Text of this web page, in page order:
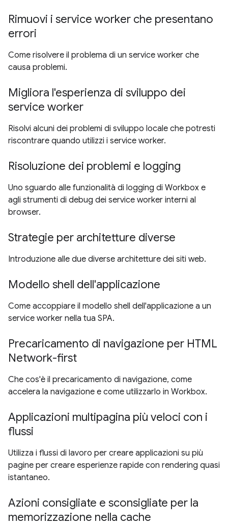
Rimuovi i service worker che presentano
errori
Come risolvere il problema di un service worker che
causa problemi.
Migliora l'esperienza di sviluppo dei
service worker
Risolvi alcuni dei problemi di sviluppo locale che potresti
riscontrare quando utilizzi i service worker.
Risoluzione dei problemi e logging
Uno sguardo alle funzionalità di logging di Workbox e
agli strumenti di debug dei service worker interni al
browser.
Strategie per architetture diverse
Introduzione alle due diverse architetture dei siti web.
Modello shell dell'applicazione
Come accoppiare il modello shell dell'applicazione a un
service worker nella tua SPA.
Precaricamento di navigazione per HTML
Network-first
Che cos'è il precaricamento di navigazione, come
accelera la navigazione e come utilizzarlo in Workbox.
Applicazioni multipagina più veloci con i
flussi
Utilizza i flussi di lavoro per creare applicazioni su più
pagine per creare esperienze rapide con rendering quasi
istantaneo.
Azioni consigliate e sconsigliate per la
memorizzazione nella cache